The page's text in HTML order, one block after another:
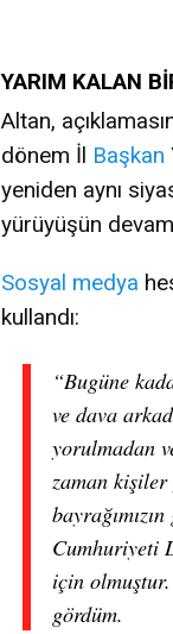
YARIM KALAN
Altan,
dönem İl Başkan
yeniden aynı
yürüyüşün
Sosyal medya
kullandı:
“Bugüne
ve dava
yorulmadan
zaman kişiler
Cumhuriyeti
için
gördüm.